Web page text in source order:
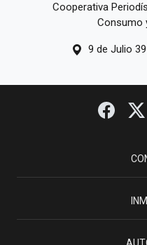
Cooperativa
Consumo
9 de Julio